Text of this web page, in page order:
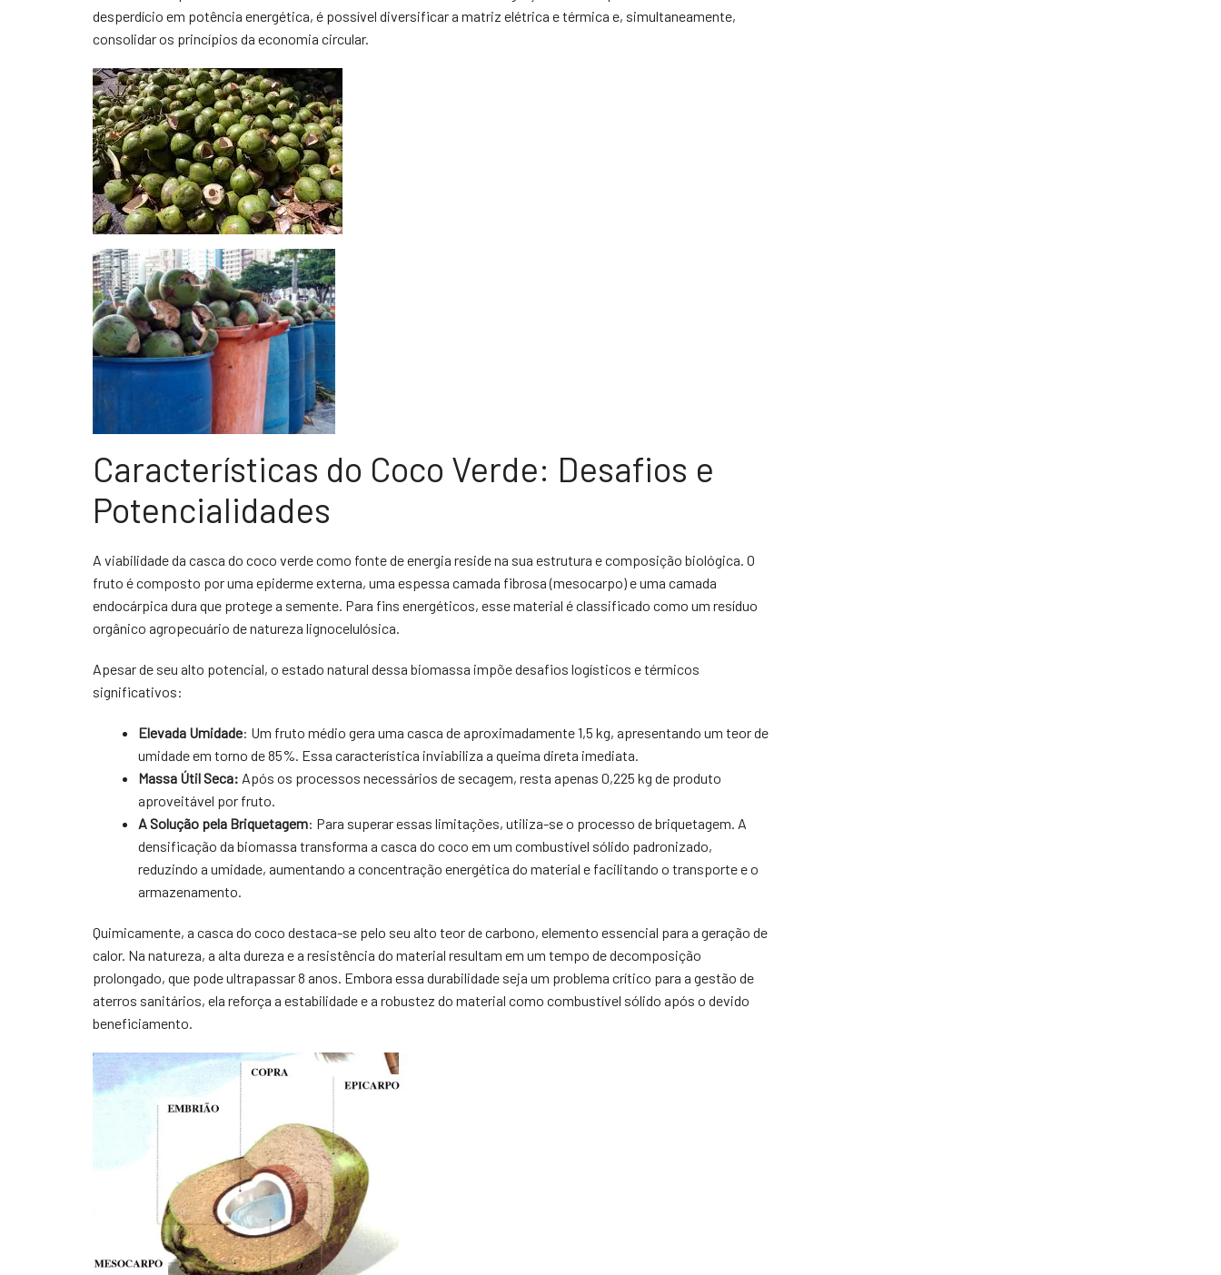
desperdício em potência energética, é possível diversificar a matriz elétrica e térmica e, simultaneamente,
consolidar os princípios da economia circular.
Características do Coco Verde: Desafios e
Potencialidades
A viabilidade da casca do coco verde como fonte de energia reside na sua estrutura e composição biológica. O
fruto é composto por uma epiderme externa, uma espessa camada fibrosa (mesocarpo) e uma camada
endocárpica dura que protege a semente. Para fins energéticos, esse material é classificado como um resíduo
orgânico agropecuário de natureza lignocelulósica.
Apesar de seu alto potencial, o estado natural dessa biomassa impõe desafios logísticos e térmicos
significativos:
Elevada Umidade: Um fruto médio gera uma casca de aproximadamente 1,5 kg, apresentando um teor de
umidade em torno de 85%. Essa característica inviabiliza a queima direta imediata.
Massa Útil Seca: Após os processos necessários de secagem, resta apenas 0,225 kg de produto
aproveitável por fruto.
A Solução pela Briquetagem: Para superar essas limitações, utiliza-se o processo de briquetagem. A
densificação da biomassa transforma a casca do coco em um combustível sólido padronizado,
reduzindo a umidade, aumentando a concentração energética do material e facilitando o transporte e o
armazenamento.
Quimicamente, a casca do coco destaca-se pelo seu alto teor de carbono, elemento essencial para a geração de
calor. Na natureza, a alta dureza e a resistência do material resultam em um tempo de decomposição
prolongado, que pode ultrapassar 8 anos. Embora essa durabilidade seja um problema crítico para a gestão de
aterros sanitários, ela reforça a estabilidade e a robustez do material como combustível sólido após o devido
beneficiamento.